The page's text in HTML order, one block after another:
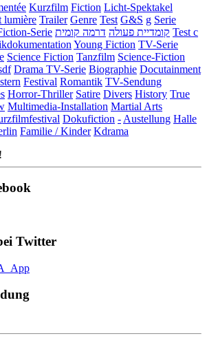
Kurzfilm Fiction Licht-Spektakel
lumière Trailer Genre Test G&S g Serie
Serie קומדיית פעולה דרמה קומית
Test c
Young Fiction TV-Serie
Science Fiction Tanzfilm Science-Fiction
Drama TV-Serie Biographie Docutainment
Festival Romantik TV-Sendung
Horror-Thriller Satire Divers History True
Multimedia-Installation Martial Arts
Dokufiction - Austellung Halle
Familie / Kinder Kdrama
Twitter